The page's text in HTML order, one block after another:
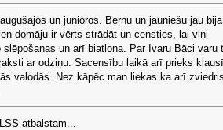
un junioros. Bērnu un jauniešu jau bija
domāju ir vērts strādāt un censties, lai viņi
slēpošanas un arī biatlona. Par Ivaru Bāci varu
ar odziņu. Sacensību laikā arī prieks
valodās. Nez kāpēc man liekas ka arī
atbalstam...